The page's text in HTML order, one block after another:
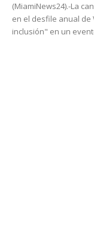
(MiamiNews24).-La
en el desfile anual de
inclusión" en un